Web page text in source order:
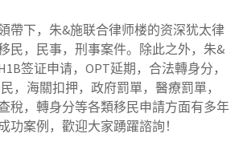
帶下，朱&施联合律师楼的资深犹太律
民，民事，刑事案件。除此之外，朱&
签证申请，OPT延期，合法轉身分，
，海關扣押，政府罰單，醫療罰單，
稅，轉身分等各類移民申請方面有多年
功案例，歡迎大家踴躍諮詢！